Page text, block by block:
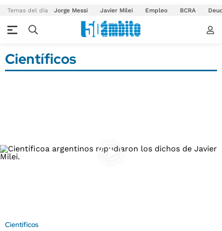
Temas del día Jorge Messi Javier Milei Empleo BCRA
Científicos
Científicos